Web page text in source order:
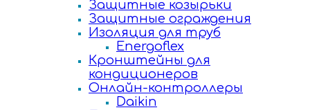
Защитные козырьки
Защитные ограждения
Изоляция для труб
Energoflex
Кронштейны для
кондиционеров
Онлайн-контроллеры
Daikin